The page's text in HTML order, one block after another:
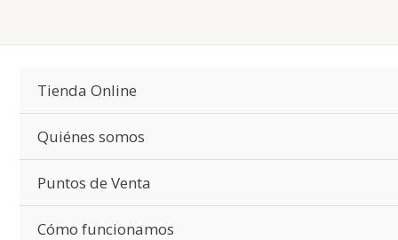
Tienda Online
Quiénes somos
Puntos de Venta
Cómo funcionamos